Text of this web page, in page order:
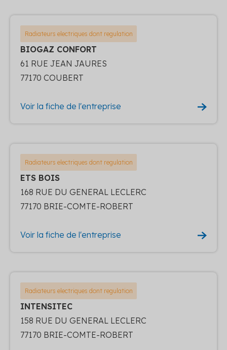
Radiateurs electriques dont regulation
BIOGAZ CONFORT
61 RUE JEAN JAURES
77170 COUBERT
Voir la fiche de l'entreprise
Radiateurs electriques dont regulation
ETS BOIS
168 RUE DU GENERAL LECLERC
77170 BRIE-COMTE-ROBERT
Voir la fiche de l'entreprise
Radiateurs electriques dont regulation
INTENSITEC
158 RUE DU GENERAL LECLERC
77170 BRIE-COMTE-ROBERT